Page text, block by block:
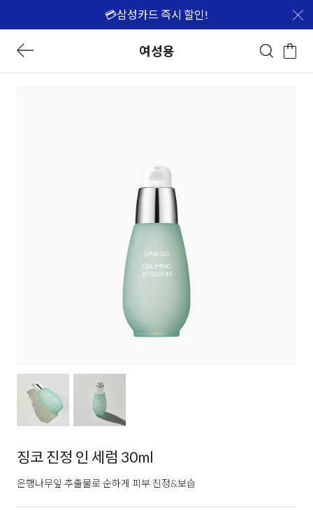
💳삼성카드 즉시 할인!
여성용
징코 진정 인 세럼 30ml
은행나무잎 추출물로 순하게 피부 진정&보습